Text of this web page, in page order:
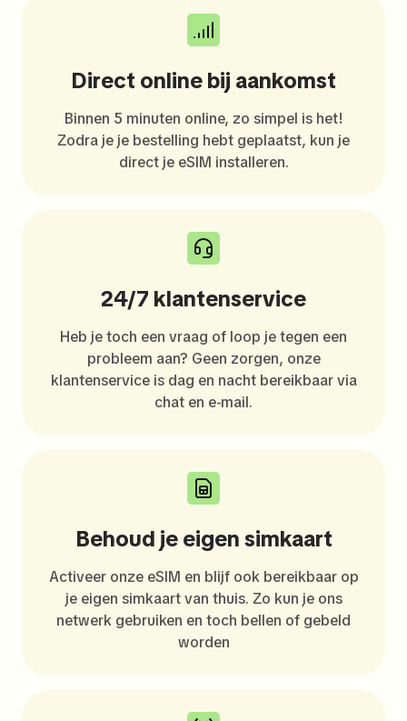
Direct online bij aankomst
Binnen 5 minuten online, zo simpel is het!
Zodra je je bestelling hebt geplaatst, kun je
direct je eSIM installeren.
24/7 klantenservice
Heb je toch een vraag of loop je tegen een
probleem aan? Geen zorgen, onze
klantenservice is dag en nacht bereikbaar via
chat en e-mail.
Behoud je eigen simkaart
Activeer onze eSIM en blijf ook bereikbaar op
je eigen simkaart van thuis. Zo kun je ons
netwerk gebruiken en toch bellen of gebeld
worden